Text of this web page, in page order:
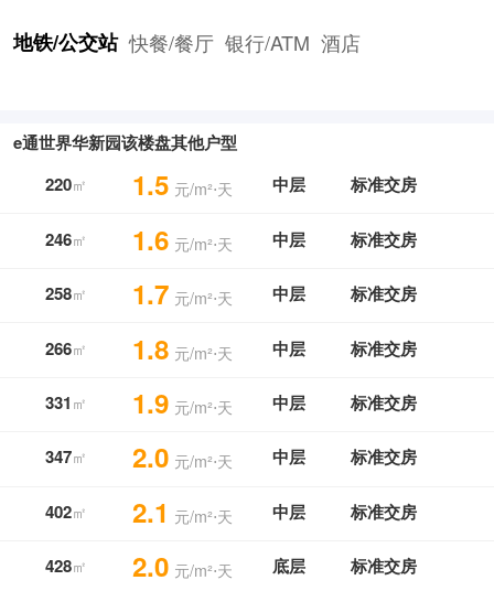
地铁/公交站 快餐/餐厅 银行/ATM 酒店
e通世界华新园该楼盘其他户型
220㎡ 1.5 元/m²⋅天 中层 标准交房
246㎡ 1.6 元/m²⋅天 中层 标准交房
258㎡ 1.7 元/m²⋅天 中层 标准交房
266㎡ 1.8 元/m²⋅天 中层 标准交房
331 ㎡ 1.9 元/m²⋅天 中层 标准交房
347㎡ 2.0 元/m²⋅天 中层 标准交房
402㎡ 2.1 元/m²⋅天 中层 标准交房
428㎡ 2.0 元/m²⋅天 底层 标准交房